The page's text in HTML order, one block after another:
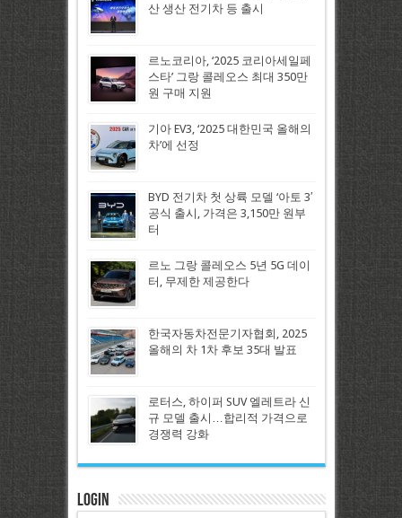
산 생산 전기차 등 출시
르노코리아, ‘2025 코리아세일페
스타’ 그랑 콜레오스 최대 350만
원 구매 지원
기아 EV3, ‘2025 대한민국 올해의
차’에 선정
BYD 전기차 첫 상륙 모델 ‘아토 3′
공식 출시, 가격은 3,150만 원부
터
르노 그랑 콜레오스 5년 5G 데이
터, 무제한 제공한다
한국자동차전문기자협회, 2025
올해의 차 1차 후보 35대 발표
로터스, 하이퍼 SUV 엘레트라 신
규 모델 출시…합리적 가격으로
경쟁력 강화
Login